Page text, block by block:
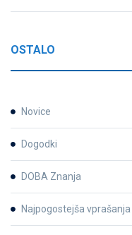
OSTALO
Novice
Dogodki
DOBA Znanja
Najpogostejša vprašanja